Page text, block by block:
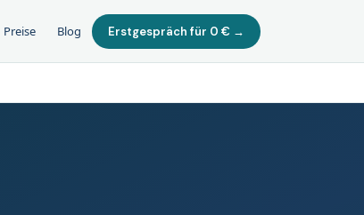
Preise Blog Erstgespräch für 0 € →